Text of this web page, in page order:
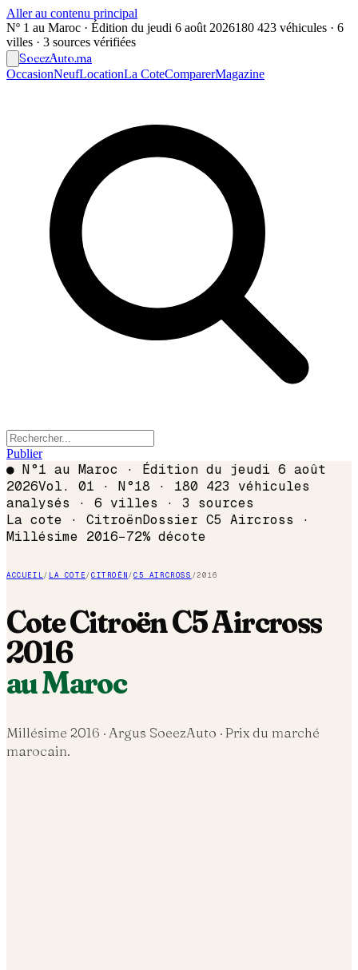
Aller au contenu principal
Nº 1 au Maroc · Édition du jeudi 6 août 2026180 423 véhicules · 6
villes · 3 sources vérifiées
SoeezAuto.ma
OccasionNeufLocationLa CoteComparerMagazine
Publier
● N°1 au Maroc · Édition du jeudi 6 août
2026Vol. 01 · N°18 · 180 423 véhicules
analysés · 6 villes · 3 sources
La cote · CitroënDossier C5 Aircross ·
Millésime 2016−72% décote
ACCUEIL/ LA COTE/CITROËN/C5 AIRCROSS /2016
CoteCitroënC5 Aircross
2016
au Maroc
Millésime 2016 · Argus SoeezAuto · Prix du marché
marocain.